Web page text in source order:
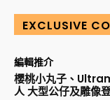
EXCLUSIVE
編輯推介
櫻桃小丸子、
人 大型公仔及雕像